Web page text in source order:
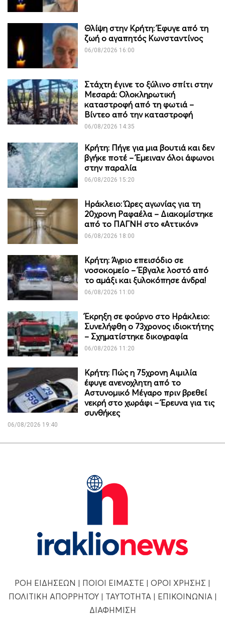
Θλίψη στην Κρήτη: Έφυγε από τη
ζωή ο αγαπητός Κωνσταντίνος
06/08/2026 16:00
Στάχτη έγινε το ξύλινο σπίτι στην
Μεσαρά: Ολοκληρωτική
καταστροφή από τη φωτιά –
Βίντεο από την καταστροφή
06/08/2026 14:35
Κρήτη: Πήγε για μια βουτιά και δεν
βγήκε ποτέ – Έμειναν όλοι άφωνοι
στην παραλία
06/08/2026 15:20
Ηράκλειο: Ώρες αγωνίας για τη
20χρονη Ραφαέλα – Διακομίστηκε
από το ΠΑΓΝΗ στο «Αττικόν»
06/08/2026 18:00
Κρήτη: Άγριο επεισόδιο σε
νοσοκομείο – Έβγαλε λοστό από
το αμάξι και ξυλοκόπησε άνδρα!
06/08/2026 11:00
Έκρηξη σε φούρνο στο Ηράκλειο:
Συνελήφθη ο 73χρονος ιδιοκτήτης
– Σχηματίστηκε δικογραφία
06/08/2026 11:20
Κρήτη: Πώς η 75χρονη Αιμιλία
έφυγε ανενοχλητη από το
Αστυνομικό Μέγαρο πριν βρεθεί
νεκρή στο χωράφι – Έρευνα για τις
συνθήκες
06/08/2026 19:40
ΡΟΗ ΕΙΔΗΣΕΩΝ | ΠΟΙΟΙ ΕΙΜΑΣΤΕ | ΟΡΟΙ ΧΡΗΣΗΣ |
ΠΟΛΙΤΙΚΗ ΑΠΟΡΡΗΤΟΥ| ΤΑΥΤΟΤΗΤΑ | ΕΠΙΚΟΙΝΩΝΙΑ |
ΔΙΑΦΗΜΙΣΗ